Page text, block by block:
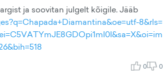
ja soovitan julgelt kõigile. Jääb
8&rls=
0 0